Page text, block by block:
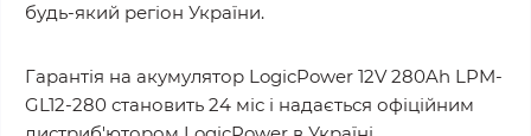
будь-який регіон України.
Гарантія на акумулятор LogicPower 12V 280Ah LPM-
GL12-280 становить 24 міс і надається офіційним